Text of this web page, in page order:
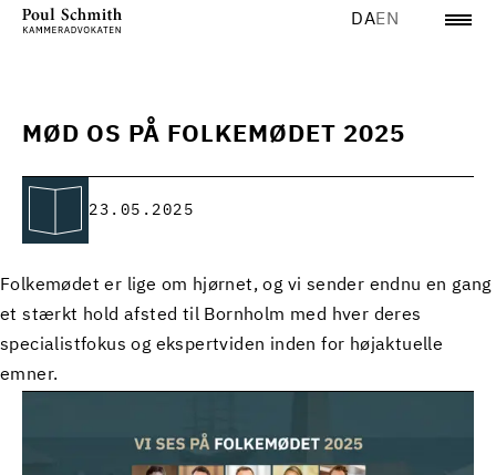
DAEN
MØD OS PÅ FOLKEMØDET 2025
23.05.2025
Folkemødet er lige om hjørnet, og vi sender endnu en gang
et stærkt hold afsted til Bornholm med hver deres
specialistfokus og ekspertviden inden for højaktuelle
emner.